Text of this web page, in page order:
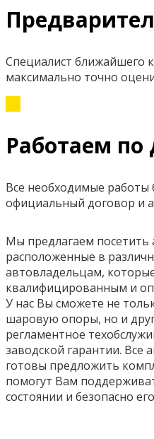
Специалист ближайшего
максимально точно
Работаем по
Все необходимые работы
официальный договор и
Мы предлагаем посетить
расположенные в
автовладельцам,
квалифицированным и
У нас Вы сможете не
шаровую опоры, но и
регламентное
заводской гарантии. Все
готовы предложить
помогут Вам
состоянии и безопасно